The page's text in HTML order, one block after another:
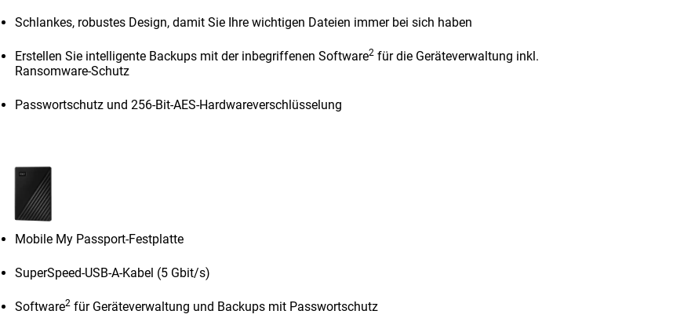
Schlankes, robustes Design, damit Sie Ihre wichtigen Dateien immer bei sich haben
Erstellen Sie intelligente Backups mit der inbegriffenen Software2 für die Geräteverwaltung inkl.
Ransomware-Schutz
Passwortschutz und 256-Bit-AES-Hardwareverschlüsselung
Mobile My Passport-Festplatte
SuperSpeed-USB-A-Kabel (5 Gbit/s)
Software2 für Geräteverwaltung und Backups mit Passwortschutz